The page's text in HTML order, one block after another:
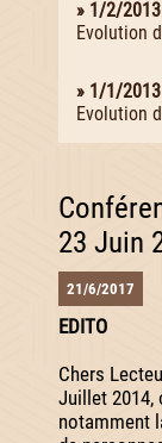
» 1/2/2013
Evolution
» 1/1/2013
Evolution
23 Juin
21/6/2017
EDITO
Chers
Juillet 2014,
notamment